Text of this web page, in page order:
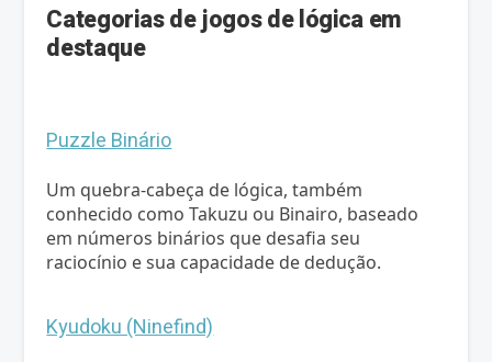
Categorias de jogos de lógica em
destaque
Puzzle Binário
Um quebra-cabeça de lógica, também
conhecido como Takuzu ou Binairo, baseado
em números binários que desafia seu
raciocínio e sua capacidade de dedução.
Kyudoku (Ninefind)